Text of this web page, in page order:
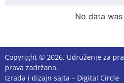
No data
Copyright © 2026. Udruženje za
prava zadržana.
Izrada i dizajn sajta – Digital Circle